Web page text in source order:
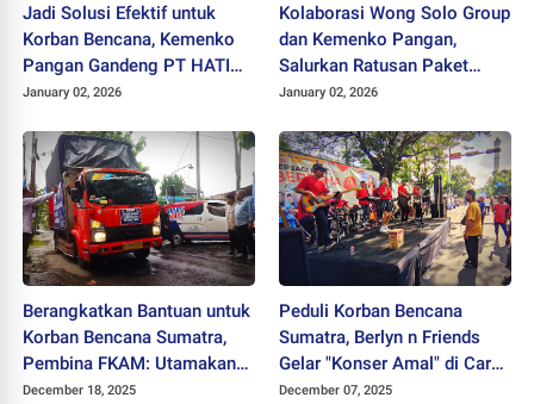
Jadi Solusi Efektif untuk
Korban Bencana, Kemenko
Pangan Gandeng PT HATI
Kirim Bantuan Makanan
January 02, 2026
Kolaborasi Wong Solo Group
dan Kemenko Pangan,
Salurkan Ratusan Paket
Sembako untuk Pengemudi
January 02, 2026
Berangkatkan Bantuan untuk
Korban Bencana Sumatra,
Pembina FKAM: Utamakan
Kemanusiaan
December 18, 2025
Peduli Korban Bencana
Sumatra, Berlyn n Friends
Gelar "Konser Amal" di Car
Free Day Solo
December 07, 2025